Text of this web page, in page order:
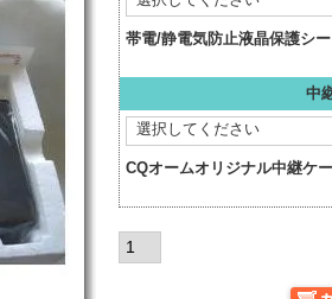
帯電/静電気防止液晶保護シ
中
CQオームオリジナル中継ケ